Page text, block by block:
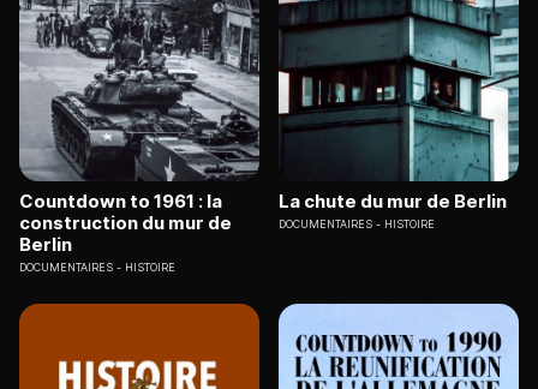
Countdown to 1961 : la
construction du mur de
Berlin
DOCUMENTAIRES HISTOIRE
La chute du mur de Berlin
DOCUMENTAIRES HISTOIRE